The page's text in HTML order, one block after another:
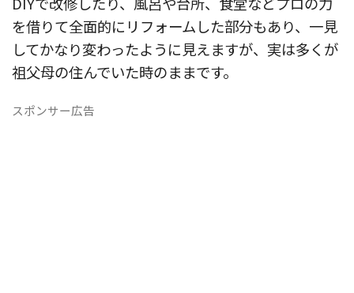
を借りて全面的にリフォームした部分もあり、一見
してかなり変わったように見えますが、実は多くが
祖父母の住んでいた時のままです。
スポンサー広告